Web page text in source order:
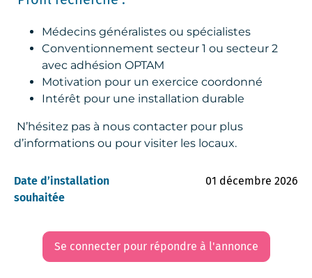
Médecins généralistes ou spécialistes
Conventionnement secteur 1 ou secteur 2
avec adhésion OPTAM
Motivation pour un exercice coordonné
Intérêt pour une installation durable
N’hésitez pas à nous contacter pour plus
d’informations ou pour visiter les locaux.
Date d’installation
souhaitée
01 décembre 2026
Se connecter pour répondre à l'annonce